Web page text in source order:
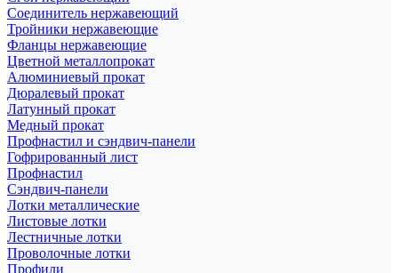
Соединитель нержавеющий
Тройники нержавеющие
Фланцы нержавеющие
Цветной металлопрокат
Алюминиевый прокат
Дюралевый прокат
Латунный прокат
Медный прокат
Профнастил и сэндвич-панели
Гофрированный лист
Профнастил
Сэндвич-панели
Лотки металлические
Листовые лотки
Лестничные лотки
Проволочные лотки
Профили